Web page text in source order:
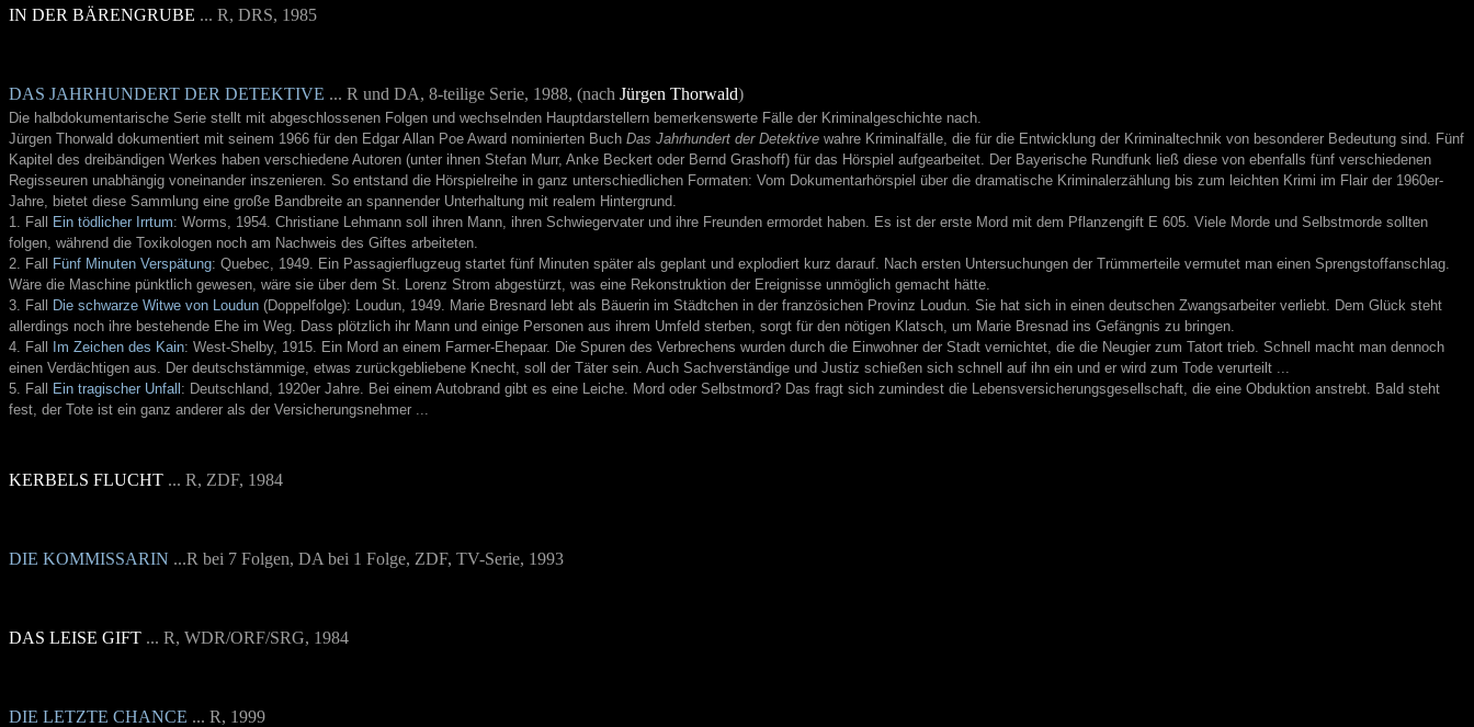
IN DER BÄRENGRUBE ... R, DRS, 1985
DAS JAHRHUNDERT DER DETEKTIVE ... R und DA, 8-teilige Serie, 1988, (nach Jürgen Thorwald)
Die halbdokumentarische Serie stellt mit abgeschlossenen Folgen und wechselnden Hauptdarstellern bemerkenswerte Fälle der Kriminalgeschichte nach.
Jürgen Thorwald dokumentiert mit seinem 1966 für den Edgar Allan Poe Award nominierten Buch Das Jahrhundert der Detektive wahre Kriminalfälle, die für die Entwicklung der Kriminaltechnik von besonderer Bedeutung sind. Fünf
Kapitel des dreibändigen Werkes haben verschiedene Autoren (unter ihnen Stefan Murr, Anke Beckert oder Bernd Grashoff) für das Hörspiel aufgearbeitet. Der Bayerische Rundfunk ließ diese von ebenfalls fünf verschiedenen
Regisseuren unabhängig voneinander inszenieren. So entstand die Hörspielreihe in ganz unterschiedlichen Formaten: Vom Dokumentarhörspiel über die dramatische Kriminalerzählung bis zum leichten Krimi im Flair der 1960er-
Jahre, bietet diese Sammlung eine große Bandbreite an spannender Unterhaltung mit realem Hintergrund.
1. Fall
Ein tödlicher Irrtum: Worms, 1954. Christiane Lehmann soll ihren Mann, ihren Schwiegervater und ihre Freunden ermordet haben. Es ist der erste Mord mit dem Pflanzengift E 605. Viele Morde und Selbstmorde sollten
folgen, während die Toxikologen noch am Nachweis des Giftes arbeiteten.
2. Fall
Fünf Minuten Verspätung: Quebec, 1949. Ein Passagierflugzeug startet fünf Minuten später als geplant und explodiert kurz darauf. Nach ersten Untersuchungen der Trümmerteile vermutet man einen Sprengstoffanschlag.
Wäre die Maschine pünktlich gewesen, wäre sie über dem St. Lorenz Strom abgestürzt, was eine Rekonstruktion der Ereignisse unmöglich gemacht hätte.
3. Fall
Die schwarze Witwe von Loudun (Doppelfolge): Loudun, 1949. Marie Bresnard lebt als Bäuerin im Städtchen in der französichen Provinz Loudun. Sie hat sich in einen deutschen Zwangsarbeiter verliebt. Dem Glück steht
allerdings noch ihre bestehende Ehe im Weg. Dass plötzlich ihr Mann und einige Personen aus ihrem Umfeld sterben, sorgt für den nötigen Klatsch, um Marie Bresnad ins Gefängnis zu bringen.
4. Fall
Im Zeichen des Kain: West-Shelby, 1915. Ein Mord an einem Farmer-Ehepaar. Die Spuren des Verbrechens wurden durch die Einwohner der Stadt vernichtet, die die Neugier zum Tatort trieb. Schnell macht man dennoch
einen Verdächtigen aus. Der deutschstämmige, etwas zurückgebliebene Knecht, soll der Täter sein. Auch Sachverständige und Justiz schießen sich schnell auf ihn ein und er wird zum Tode verurteilt ...
5. Fall
Ein tragischer Unfall : Deutschland, 1920er Jahre. Bei einem Autobrand gibt es eine Leiche. Mord oder Selbstmord? Das fragt sich zumindest die Lebensversicherungsgesellschaft, die eine Obduktion anstrebt. Bald steht
fest, der Tote ist ein ganz anderer als der Versicherungsnehmer ...
KERBELS FLUCHT ... R, ZDF, 1984
DIE KOMMISSARIN ...R bei 7 Folgen, DA bei 1 Folge, ZDF, TV-Serie, 1993
DAS LEISE GIFT ... R, WDR/ORF/SRG, 1984
DIE LETZTE CHANCE ... R, 1999